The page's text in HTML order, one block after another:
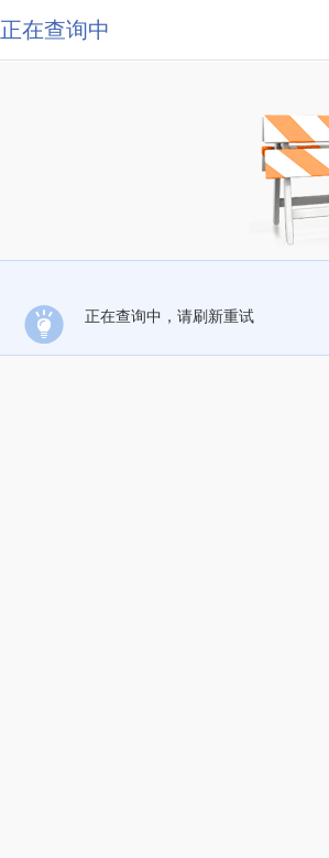
正在查询中
正在查询中，请刷新重试